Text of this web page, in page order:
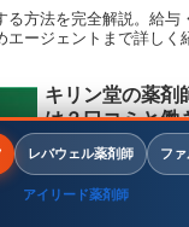
る方法を完全解説。給与
ージェントまで詳しく
キリン堂の薬剤
は？口コミと働
【2026年版】
レバウェル薬剤師 フ
アイリード薬剤師